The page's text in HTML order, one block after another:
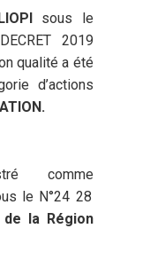
sous le
2019
qualité a été
d’actions
comme
le N°24 28
la Région